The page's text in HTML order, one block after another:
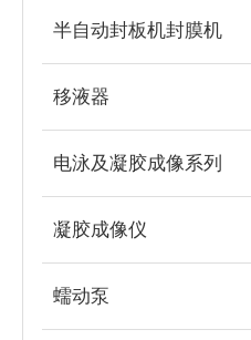
半自动封板机封膜机
移液器
电泳及凝胶成像系列
凝胶成像仪
蠕动泵